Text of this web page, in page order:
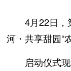
4月22日，
河・共享甜园“
启动仪式现